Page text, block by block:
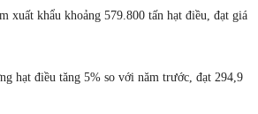
xuất khẩu khoảng 579.800 tấn hạt điều, đạt giá
hạt điều tăng 5% so với năm trước, đạt 294,9